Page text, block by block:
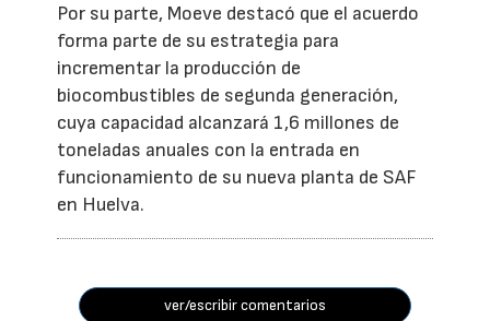
Por su parte, Moeve destacó que el acuerdo
forma parte de su estrategia para
incrementar la producción de
biocombustibles de segunda generación,
cuya capacidad alcanzará 1,6 millones de
toneladas anuales con la entrada en
funcionamiento de su nueva planta de SAF
en Huelva.
ver/escribir comentarios